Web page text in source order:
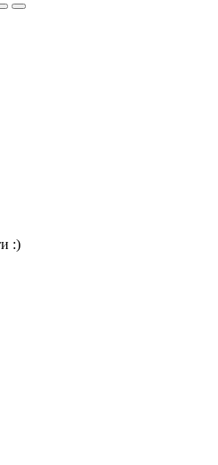
:)